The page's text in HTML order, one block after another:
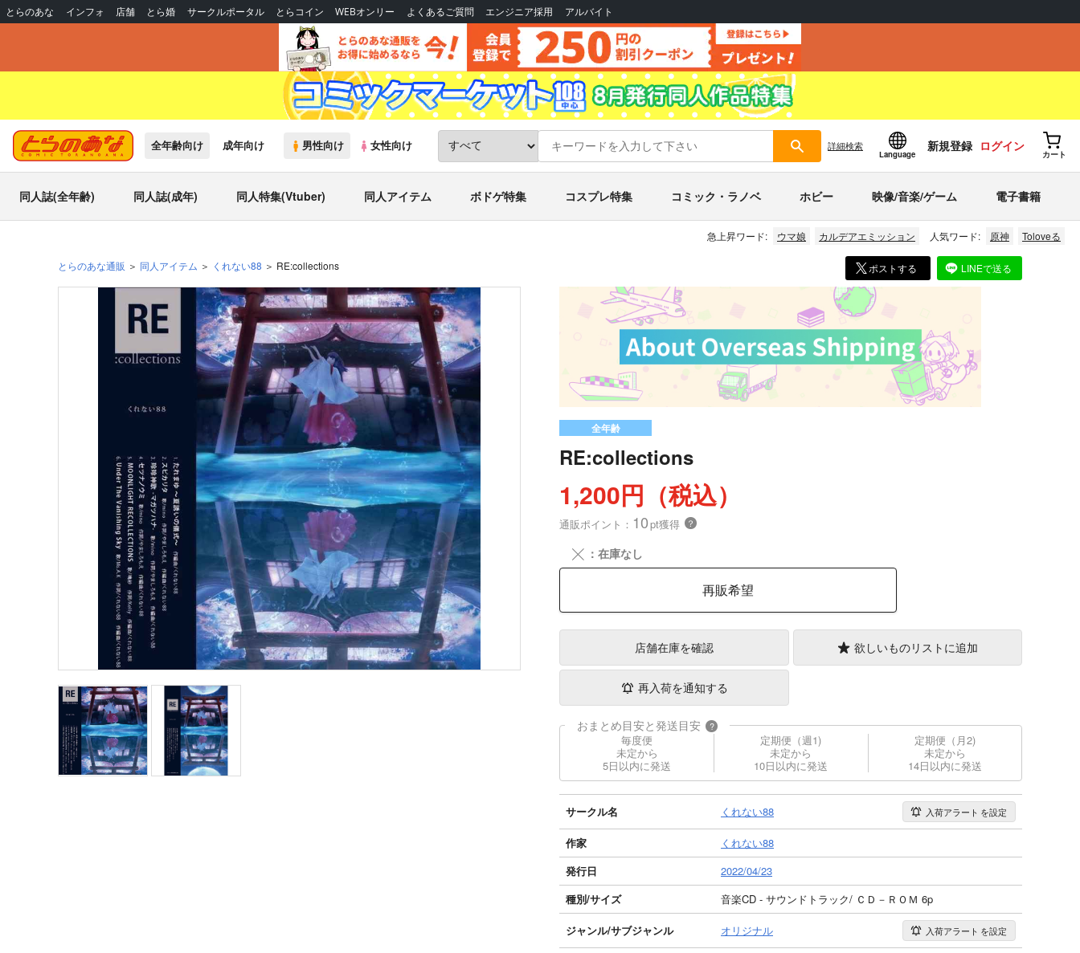
とらのあな インフォ 店舗 とら婚 サークルポータル とらコイン WEBオンリー よくあるご質問 エンジニア採用 アルバイト
全年齢向け 成年向け 男性向け 女性向け 詳細検索
Language
新規登録 ログイン
カート
同人誌(全年齢) 同人誌(成年) 同人特集(Vtuber) 同人アイテム ボドゲ特集 コスプレ特集 コミック・ラノベ ホビー 映像/音楽/ゲーム 電子書籍
急上昇ワード: ウマ娘 カルデアエミッション 人気ワード: 原神 Toloveる
とらのあな通販 同人アイテム くれない88 RE:collections ポストする LINEで送る
全年齢
RE:collections
1,200円（税込）
通販ポイント： 10pt獲得 ？
╳ ：在庫なし
再販希望
店舗在庫を確認 欲しいものリストに追加
再入荷を通知する
おまとめ目安と発送目安 ?
毎度便
未定から
5日以内に発送
定期便（週1)
未定から
10日以内に発送
定期便（月2)
未定から
14日以内に発送
サークル名 くれない88 入荷アラート を設定
作家
くれない88
発行日
2022/04/23
種別/サイズ
音楽CD - サウンドトラック/ ＣＤ－ＲＯＭ 6p
ジャンル/サブジャンル オリジナル 入荷アラート を設定